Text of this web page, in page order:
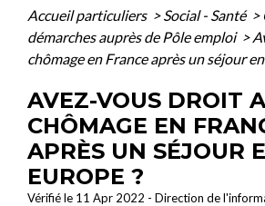
Accueil particuliers > Social - Santé >
démarches auprès de Pôle emploi >
chômage en France après un séjour
AVEZ-VOUS DROIT
CHÔMAGE EN
APRÈS UN SÉJOUR
EUROPE ?
Vérifié le 11 Apr 2022 - Direction de